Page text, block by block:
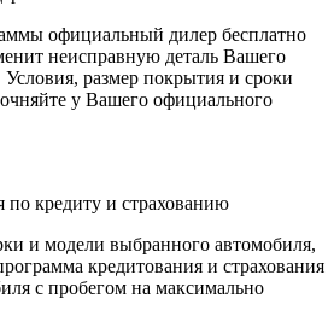
официальный дилер бесплатно
неисправную деталь Вашего
размер покрытия и сроки
у Вашего официального
кредиту и страхованию
и модели выбранного автомобиля,
кредитования и страхования
с пробегом на максимально